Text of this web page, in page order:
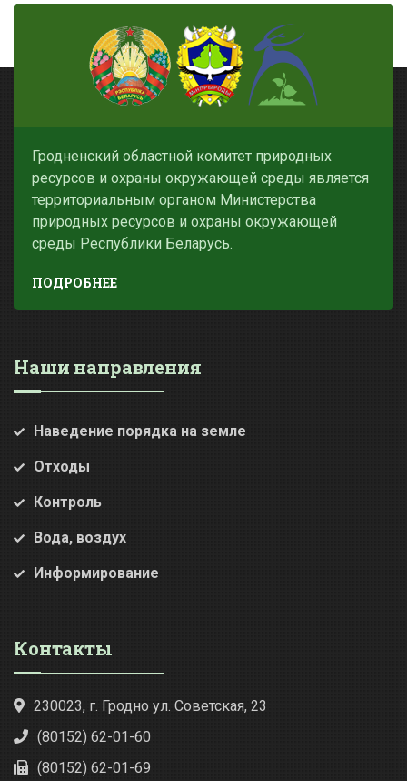
Гродненский областной комитет природных
ресурсов и охраны окружающей среды является
территориальным органом Министерства
природных ресурсов и охраны окружающей
среды Республики Беларусь.
ПОДРОБНЕЕ
Наши направления
Наведение порядка на земле
Отходы
Контроль
Вода, воздух
Информирование
Контакты
230023, г. Гродно ул. Советская, 23
(80152) 62-01-60
(80152) 62-01-69